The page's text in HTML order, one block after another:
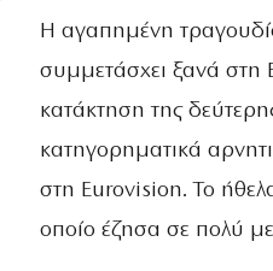
Η αγαπημένη
συμμετάσχει ξανά στη
κατάκτηση της
κατηγορηματικά
στη Eurovision. Το
οποίο έζησα σε πολύ